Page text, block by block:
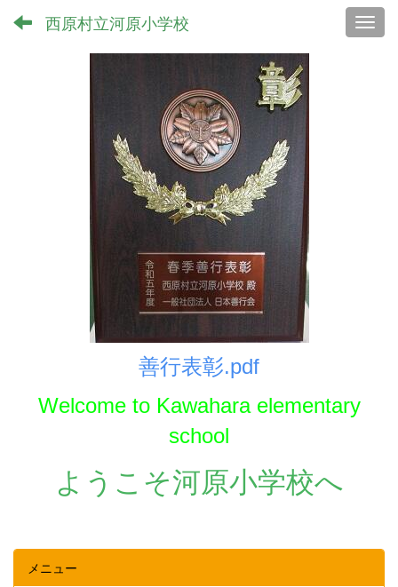
西原村立河原小学校
善行表彰.pdf
Welcome to Kawahara elementary
school
ようこそ河原小学校へ
メニュー